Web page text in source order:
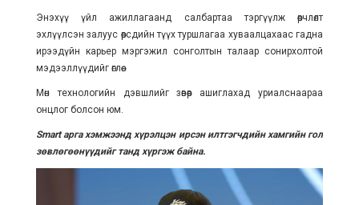
Энэхүү үйл ажиллагаанд салбартаа тэргүүлж өөрчлөлт
эхлүүлсэн залуус өөрсдийн түүх туршлагаа хуваалцахаас гадна
ирээдүйн карьер мэргэжил сонголтын талаар сонирхолтой
мэдээллүүдийг өглөө.
Мөн технологийн дэвшлийг зөвөөр ашиглахад уриалснаараа
онцлог болсон юм.
Smart арга хэмжээнд хүрэлцэн ирсэн илтгэгчдийн хамгийн гол
зөвлөгөөнүүдийг танд хүргэж байна.